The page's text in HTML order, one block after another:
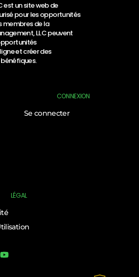
est un site web de
pour les opportunités
membres de la
LLC peuvent
et créer des
CONNEXION
Se connecter
LÉGAL